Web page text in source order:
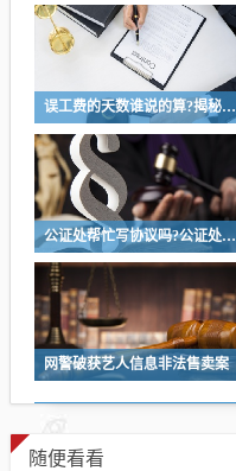
误工费的天数谁说的算?揭秘误工费天数判定权，是谁说了算
公证处帮忙写协议吗?公证处协助撰写协议，专业法律服务为您保驾护航
网警破获艺人信息非法售卖案
随便看看